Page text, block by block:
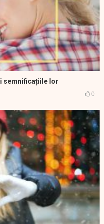
semnificațiile lor
0